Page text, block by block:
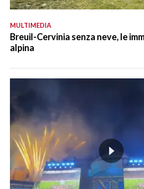
MULTIMEDIA
Breuil-Cervinia senza neve, le
alpina